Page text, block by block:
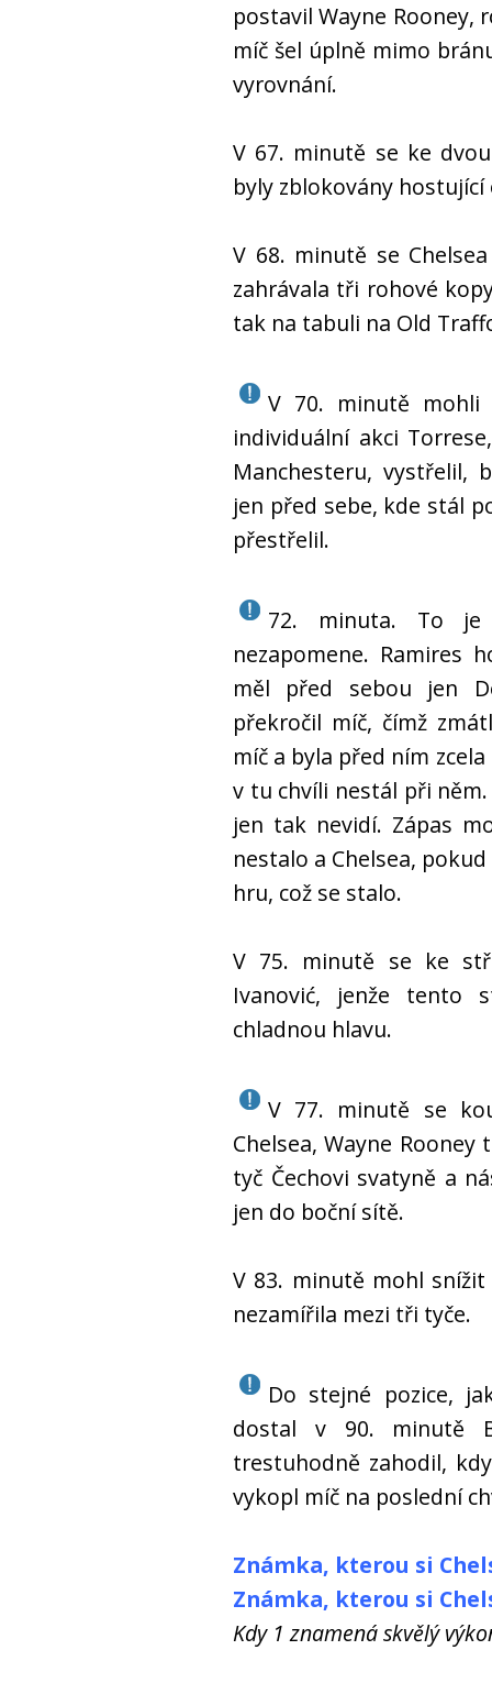
postavil Wayne Rooney,
míč šel úplně mimo
vyrovnání.
V 67. minutě se ke
byly zblokovány
V 68. minutě se
zahrávala tři rohové
tak na tabuli na Old
V 70. minutě mohli
individuální akci
Manchesteru, vystřelil,
jen před sebe, kde stál
přestřelil.
72. minuta. To
nezapomene. Ramires
měl před sebou jen
překročil míč, čímž
míč a byla před ním
v tu chvíli nestál při
jen tak nevidí. Zápas
nestalo a Chelsea,
hru, což se stalo.
V 75. minutě se ke
Ivanović, jenže tento
chladnou hlavu.
V 77. minutě se
Chelsea, Wayne
tyč Čechovi svatyně a
jen do boční sítě.
V 83. minutě mohl
nezamířila mezi tři tyče.
Do stejné pozice,
dostal v 90. minutě
trestuhodně zahodil,
vykopl míč na poslední
Známka, kterou si
Známka, kterou si
Kdy 1 znamená skvělý